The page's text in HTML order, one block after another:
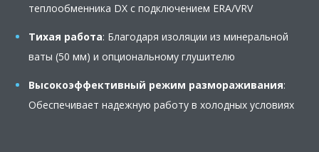
теплообменника DX с подключением ERA/VRV
Тихая работа: Благодаря изоляции из минеральной
ваты (50 мм) и опциональному глушителю
Высокоэффективный режим размораживания:
Обеспечивает надежную работу в холодных условиях